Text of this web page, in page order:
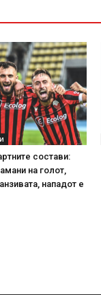
состави:
на голот,
нападот е